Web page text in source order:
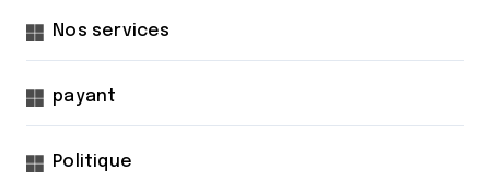
Nos services
payant
Politique